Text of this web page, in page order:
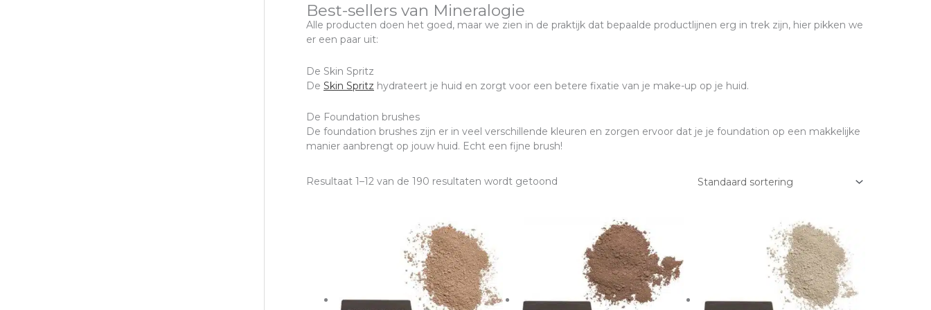
Best-sellers van Mineralogie
Alle producten doen het goed, maar we zien in de praktijk dat bepaalde productlijnen erg in trek zijn, hier pikken we
er een paar uit:
De Skin Spritz
De Skin Spritz hydrateert je huid en zorgt voor een betere fixatie van je make-up op je huid.
De Foundation brushes
De foundation brushes zijn er in veel verschillende kleuren en zorgen ervoor dat je je foundation op een makkelijke
manier aanbrengt op jouw huid. Echt een fijne brush!
Resultaat 1–12 van de 190 resultaten wordt getoond